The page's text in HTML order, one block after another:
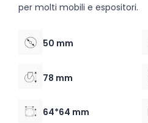
per molti mobili e espositori.
50 mm
78 mm
64*64 mm